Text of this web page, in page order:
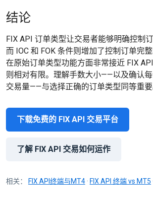
结论
FIX API 订单类型让交易者能够明确控制
而 IOC 和 FOK 条件则增加了控制订单完
在原始订单类型功能方面非常接近 FIX
则相对有限。理解手数大小——以及确认
交易量——与选择正确的订单类型同等重要
下载免费的 FIX API 交易平台
了解 FIX API 交易如何运作
相关： FIX API终端与MT4 · FIX API 终端 vs MT5